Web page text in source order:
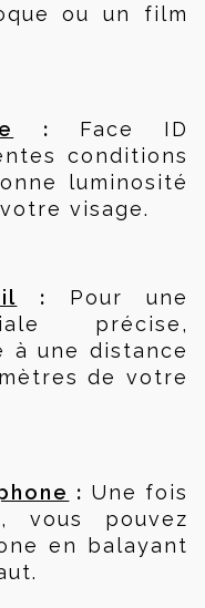
ou un film
: Face ID
conditions
luminosité
visage.
: Pour une
précise,
à une distance
de votre
: Une fois
vous pouvez
en balayant